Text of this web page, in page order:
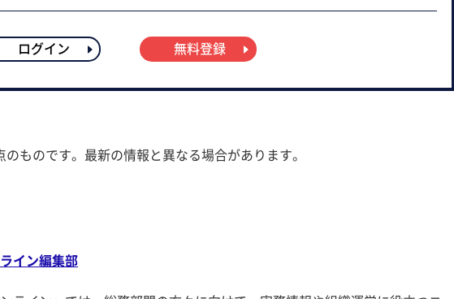
ログイン 無料登録
ものです。最新の情報と異なる場合があります。
イン編集部